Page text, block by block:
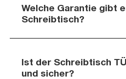
Welche Garantie gibt
Schreibtisch?
Ist der Schreibtisch
und sicher?